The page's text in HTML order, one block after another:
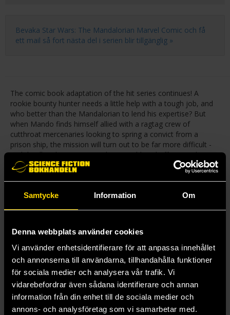
Samtycke Information Om
Denna webbplats använder cookies
Vi använder enhetsidentifierare för att anpassa innehållet
och annonserna till användarna, tillhandahålla funktioner
för sociala medier och analysera vår trafik. Vi
vidarebefordrar även sådana identifierare och annan
information från din enhet till de sociala medier och
annons- och analysföretag som vi samarbetar med.
Bevaka Star Wars: The Mandalorian Marvel Comic och få
ett mail så fort nästa del i serien blir tillgänglig »
The comic book adaptation of the hit series continues! A
rookie bounty hunter needs a little help with a tough job, and
who better than the Mandalorian to lend his expertise? But
when Mando finds himself allied with a ragtag crew of
cutthroat mercenaries looking to spring a convict from a
prison ship, the mission will turn out to be far more difficult -
and deadly - than it appeared! As an old rival offers an olive
branch, the Mandalorian welcomes the chance to enjoy a little
peace - but before long, he finds himself cornered by powerful
- and is determined to make sure he has no future! But when
Mer från Rodney Barnes